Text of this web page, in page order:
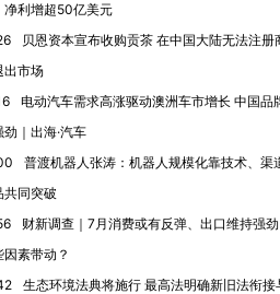
净利增超50亿美元
贝恩资本宣布收购贡茶 在中国大陆无法注册
出市场
电动汽车需求高涨驱动澳洲车市增长 中国品
劲｜出海·汽车
普渡机器人张涛：机器人规模化靠技术、渠
共同突破
财新调查｜7月消费或有反弹、出口维持强
因素带动？
生态环境法典将施行 最高法明确新旧法衔接